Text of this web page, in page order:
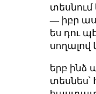
տեսնում
— իբր
ես դու
սողալով
երբ ինձ
տեսնես՝